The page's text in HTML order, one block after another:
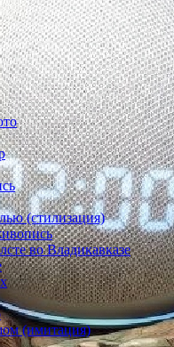
(стилизация)
во Владикавказе
(имитация)